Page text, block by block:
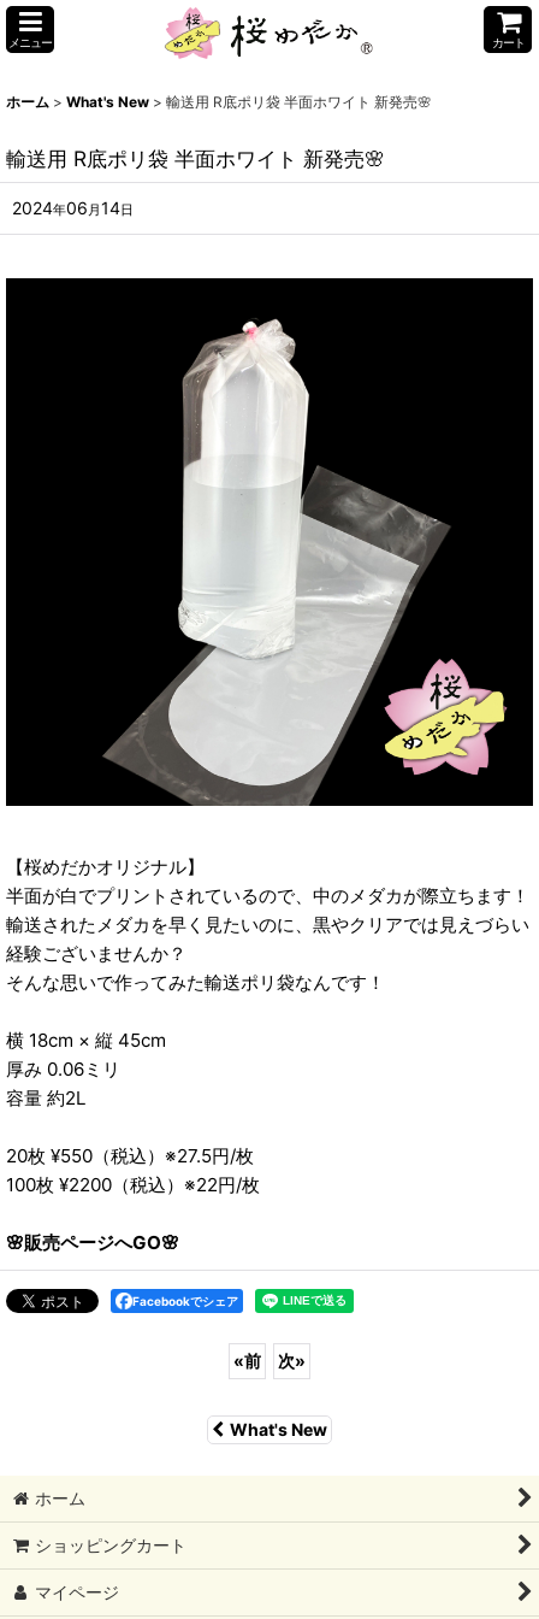
メニュー カート
ホーム > What's New > 輸送用 R底ポリ袋 半面ホワイト 新発売🌸
輸送用 R底ポリ袋 半面ホワイト 新発売🌸
2024年06 月 14日
【桜めだかオリジナル】
半面が白でプリントされているので、中のメダカが際立ちます！
輸送されたメダカを早く見たいのに、黒やクリアでは見えづらい
経験ございませんか？
そんな思いで作ってみた輸送ポリ袋なんです！
横 18cm × 縦 45cm
厚み 0.06ミリ
容量 約2L
20枚 ¥550（税込）※27.5円/枚
100枚 ¥2200（税込）※22円/枚
🌸販売ページへGO🌸
Facebookでシェア
«前 次»
What's New
ホーム
ショッピングカート
マイページ